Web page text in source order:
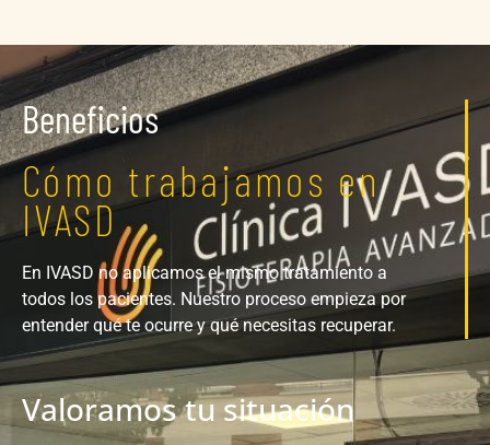
Beneficios
Cómo trabajamos en
IVASD
En IVASD no aplicamos el mismo tratamiento a
todos los pacientes. Nuestro proceso empieza por
entender qué te ocurre y qué necesitas recuperar.
Valoramos tu situación